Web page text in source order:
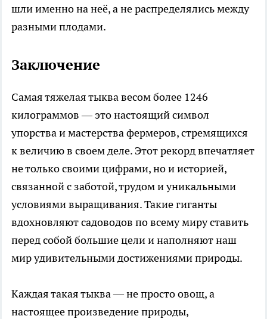
шли именно на неё, а не распределялись между
разными плодами.
Заключение
Самая тяжелая тыква весом более 1246
килограммов — это настоящий символ
упорства и мастерства фермеров, стремящихся
к величию в своем деле. Этот рекорд впечатляет
не только своими цифрами, но и историей,
связанной с заботой, трудом и уникальными
условиями выращивания. Такие гиганты
вдохновляют садоводов по всему миру ставить
перед собой большие цели и наполняют наш
мир удивительными достижениями природы.
Каждая такая тыква — не просто овощ, а
настоящее произведение природы,